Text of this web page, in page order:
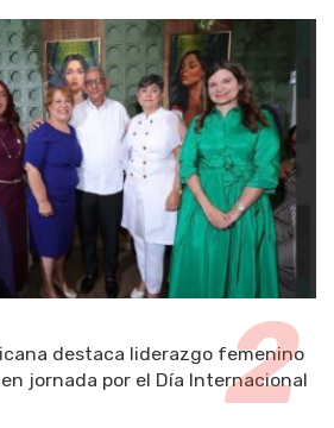
destaca liderazgo femenino
jornada por el Día Internacional